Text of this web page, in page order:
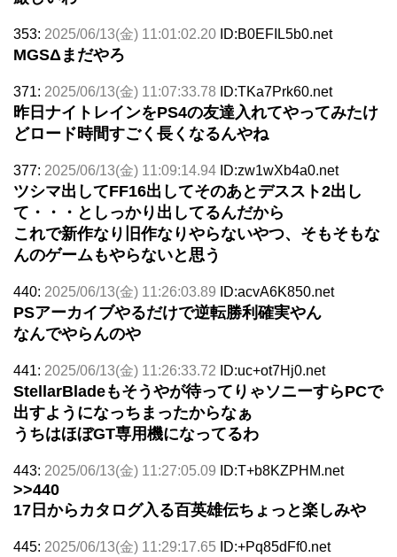
353: 2025/06/13(金) 11:01:02.20 ID:B0EFIL5b0.net
MGSΔまだやろ
371: 2025/06/13(金) 11:07:33.78 ID:TKa7Prk60.net
昨日ナイトレインをPS4の友達入れてやってみたけ
どロード時間すごく長くなるんやね
377: 2025/06/13(金) 11:09:14.94 ID:zw1wXb4a0.net
ツシマ出してFF16出してそのあとデススト2出し
て・・・としっかり出してるんだから
これで新作なり旧作なりやらないやつ、そもそもな
んのゲームもやらないと思う
440: 2025/06/13(金) 11:26:03.89 ID:acvA6K850.net
PSアーカイブやるだけで逆転勝利確実やん
なんでやらんのや
441: 2025/06/13(金) 11:26:33.72 ID:uc+ot7Hj0.net
StellarBladeもそうやが待ってりゃソニーすらPCで
出すようになっちまったからなぁ
うちはほぼGT専用機になってるわ
443: 2025/06/13(金) 11:27:05.09 ID:T+b8KZPHM.net
>>440
17日からカタログ入る百英雄伝ちょっと楽しみや
445: 2025/06/13(金) 11:29:17.65 ID:+Pq85dFf0.net